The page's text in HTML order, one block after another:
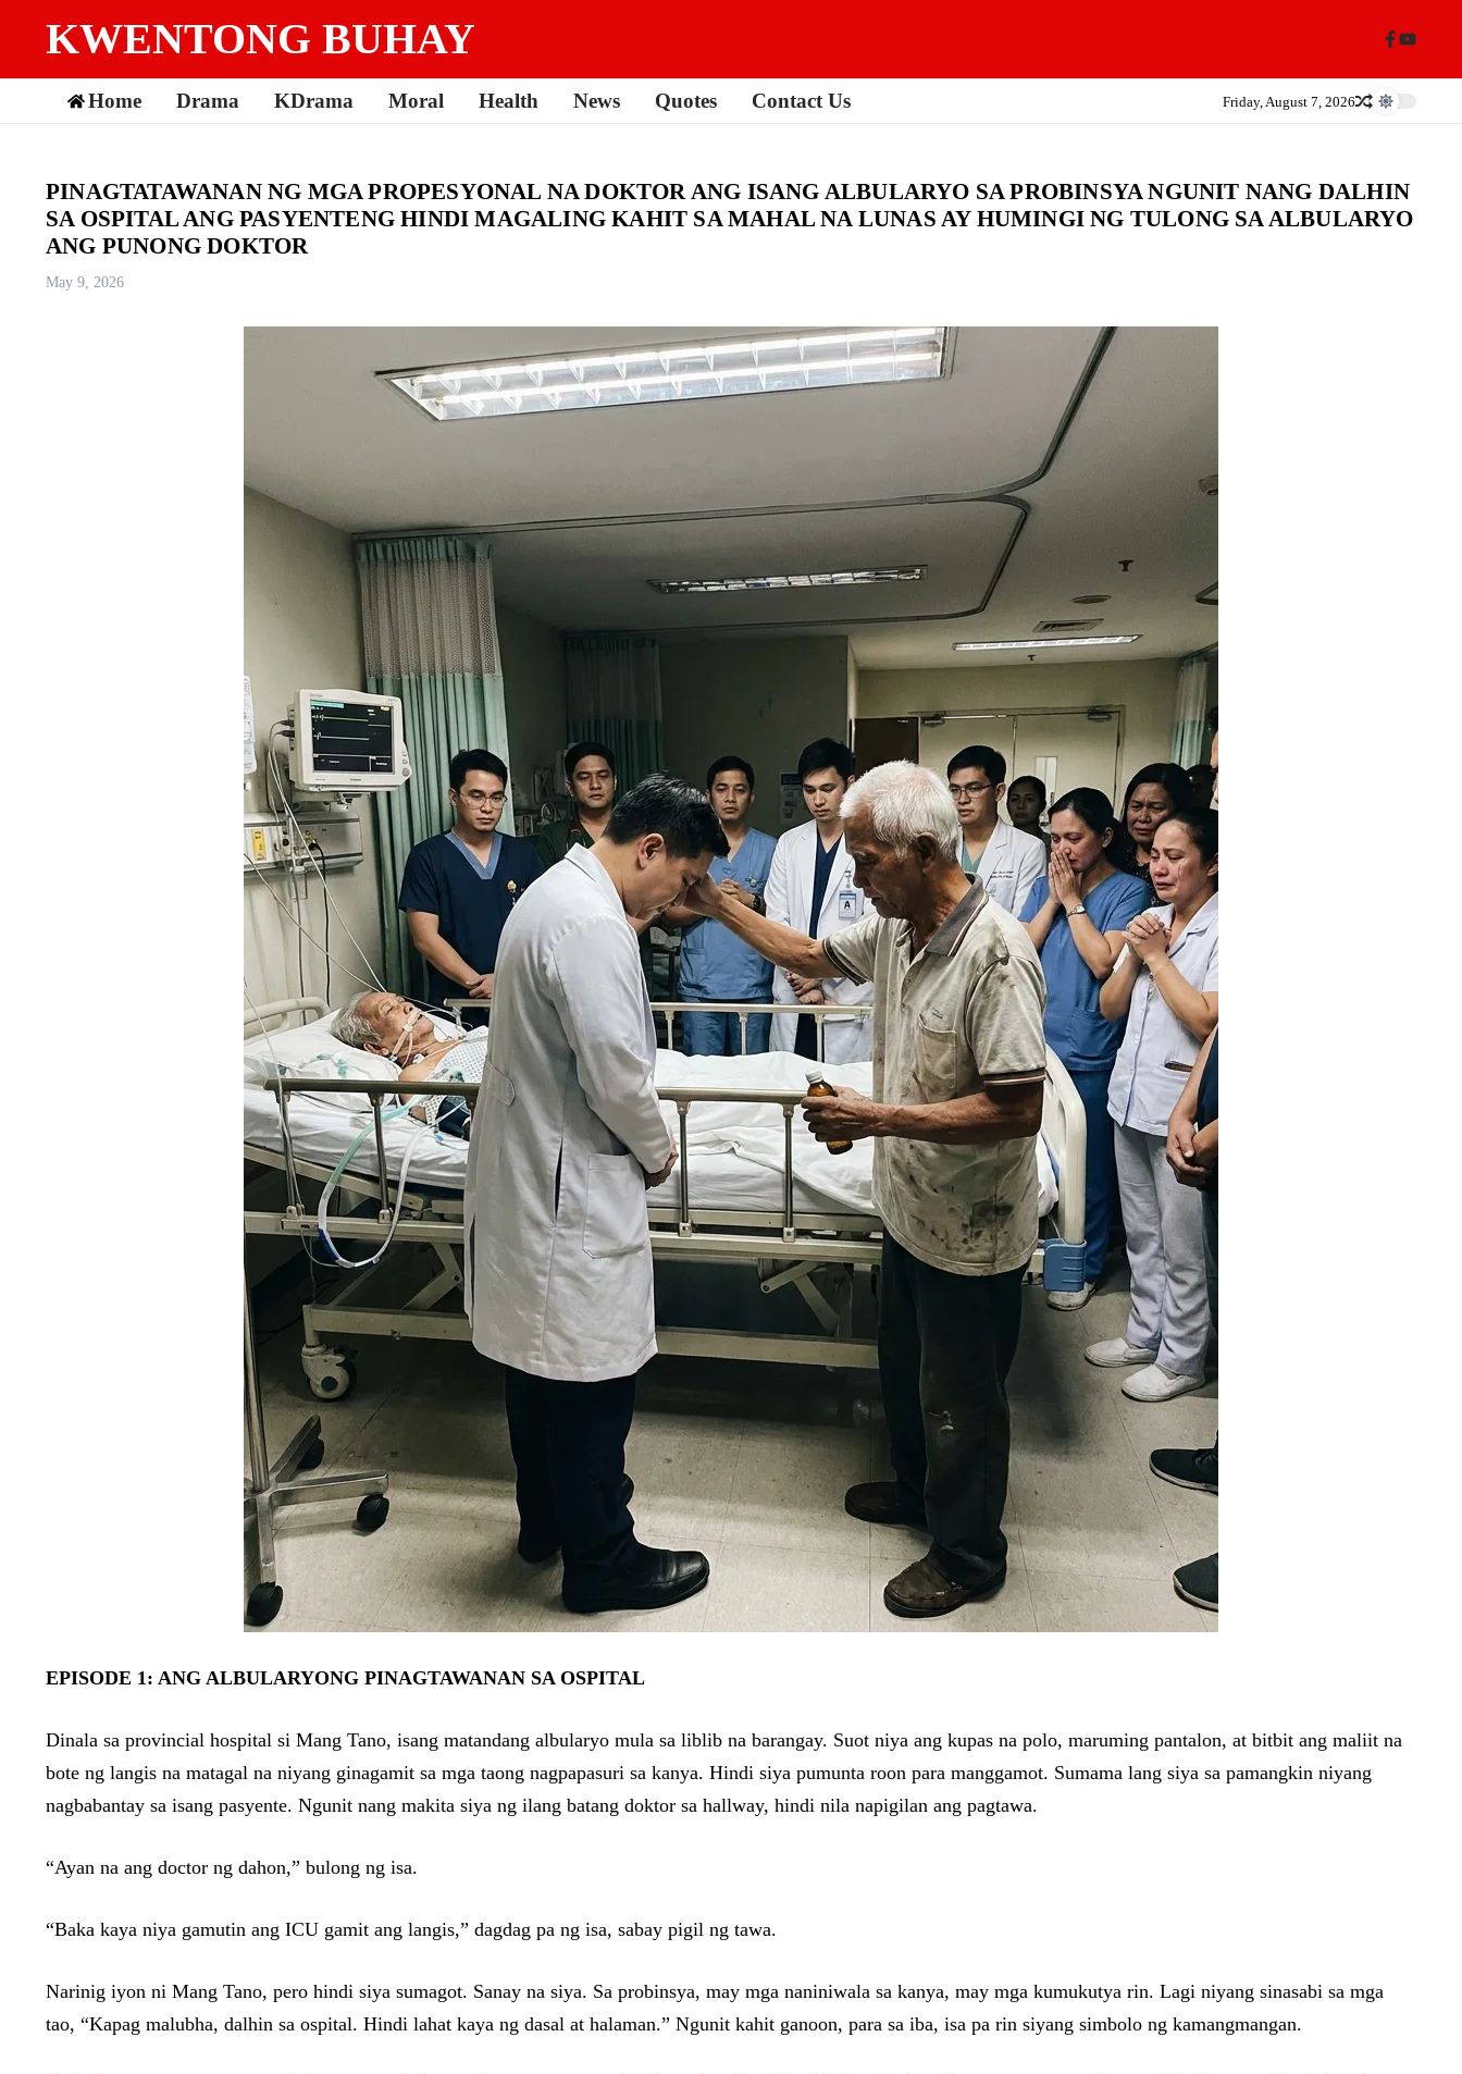
KWENTONG BUHAY
Home Drama KDrama Moral Health News Quotes Contact Us Friday, August 7, 2026
PINAGTATAWANAN NG MGA PROPESYONAL NA DOKTOR ANG ISANG ALBULARYO SA PROBINSYA NGUNIT NANG DALHIN
SA OSPITAL ANG PASYENTENG HINDI MAGALING KAHIT SA MAHAL NA LUNAS AY HUMINGI NG TULONG SA ALBULARYO
ANG PUNONG DOKTOR
May 9, 2026
EPISODE 1: ANG ALBULARYONG PINAGTAWANAN SA OSPITAL
Dinala sa provincial hospital si Mang Tano, isang matandang albularyo mula sa liblib na barangay. Suot niya ang kupas na polo, maruming pantalon, at bitbit ang maliit na
bote ng langis na matagal na niyang ginagamit sa mga taong nagpapasuri sa kanya. Hindi siya pumunta roon para manggamot. Sumama lang siya sa pamangkin niyang
nagbabantay sa isang pasyente. Ngunit nang makita siya ng ilang batang doktor sa hallway, hindi nila napigilan ang pagtawa.
“Ayan na ang doctor ng dahon,” bulong ng isa.
“Baka kaya niya gamutin ang ICU gamit ang langis,” dagdag pa ng isa, sabay pigil ng tawa.
Narinig iyon ni Mang Tano, pero hindi siya sumagot. Sanay na siya. Sa probinsya, may mga naniniwala sa kanya, may mga kumukutya rin. Lagi niyang sinasabi sa mga
tao, “Kapag malubha, dalhin sa ospital. Hindi lahat kaya ng dasal at halaman.” Ngunit kahit ganoon, para sa iba, isa pa rin siyang simbolo ng kamangmangan.